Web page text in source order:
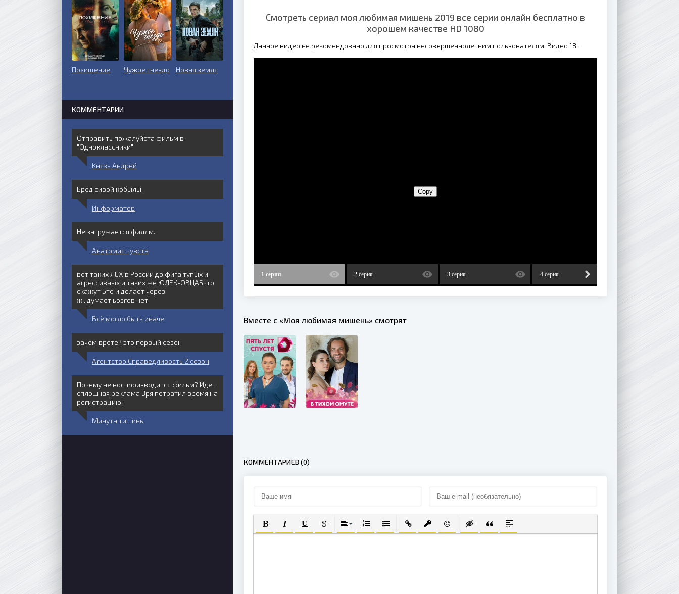
Смотреть сериал моя любимая мишень 2019 все серии онлайн бесплатно в
хорошем качестве HD 1080
Данное видео не рекомендовано для просмотра несовершеннолетним пользователям. Видео 18+
1 серия 2 серия 3 серия 4 серия
Вместе с «Моя любимая мишень» смотрят
КОММЕНТАРИЕВ (0)
ПОЛУЖИРНЫЙ
КУРСИВПОДЧЕРКНУТЫЙ
ЗАЧЕРКНУТЫЙВЫРАВНИВАНИЕ
НУМЕРОВАННЫЙ СПИСОК
МАРКИРОВАННЫЙ СПИСОК
ВСТАВИТЬ ССЫЛКУ
ВСТАВИТЬ ЗАЩИЩЕННУЮ ССЫЛКУ
ВСТАВИТЬ СМАЙЛИК
ВСТАВКА СКРЫТОГО ТЕКСТА
ВСТАВКА ЦИТАТЫ
ВСТАВКА СПОЙЛЕРА
Похищение Чужое гнездо Новая земля
КОММЕНТАРИИ
Отправить пожалуйста фильм в
"Одноклассники"
Князь Андрей
Бред сивой кобылы.
Информатор
Не загружается филлм.
Анатомия чувств
вот таких ЛЁХ в России до фига,тупых и
агрессивных и таких же ЮЛЕК-ОВЦАБчто
скажут Бто и делает,через
ж...думает,ьозгов нет!
Всё могло быть иначе
зачем врёте? это первый сезон
Агентство Справедливость 2 сезон
Почему не воспроизводится фильм? Идет
сплошная реклама Зря потратил время на
регистрацию!
Минута тишины